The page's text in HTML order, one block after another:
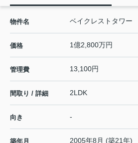
物件名 ベイクレストタワー
価格 1億2,800万円
管理費 13,100円
間取り / 詳細 2LDK
向き -
築年月 2005年8月 (築21年)